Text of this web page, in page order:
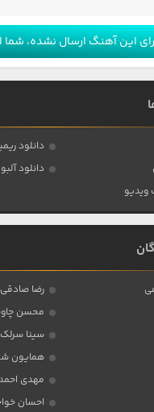
این آهنگ ارسال نشده، شما
دانلود
دانلود
ویدیو
رضا صادقی
محسن
سینا سرلک
همایون
مهدی
احسان